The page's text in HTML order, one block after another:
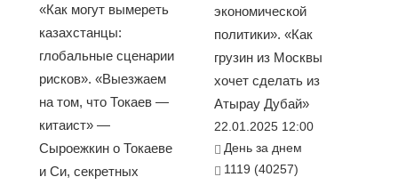
«Как могут вымереть
казахстанцы:
глобальные сценарии
рисков». «Выезжаем
на том, что Токаев —
китаист» —
Сыроежкин о Токаеве
и Си, секретных
экономической
политики». «Как
грузин из Москвы
хочет сделать из
Атырау Дубай»
22.01.2025 12:00
День за днем
1119 (40257)